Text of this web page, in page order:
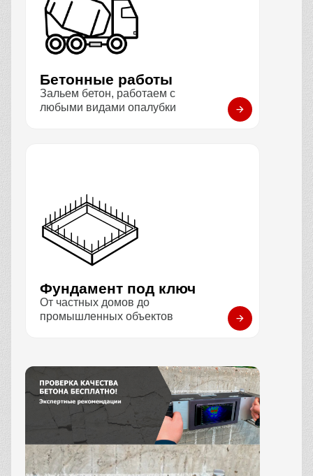
Бетонные работы
Зальем бетон, работаем с
любыми видами опалубки
Фундамент под ключ
От частных домов до
промышленных объектов